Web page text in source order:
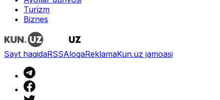
Turizm
Biznes
Sayt haqidaRSSAloqaReklamaKun.uz jamoasi